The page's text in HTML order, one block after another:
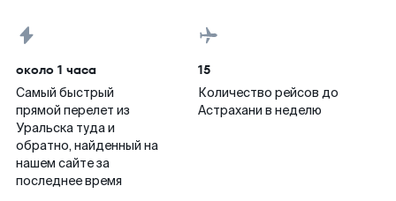
около 1 часа
Самый быстрый
прямой перелет из
Уральска туда и
обратно, найденный на
нашем сайте за
последнее время
15
Количество рейсов до
Астрахани в неделю